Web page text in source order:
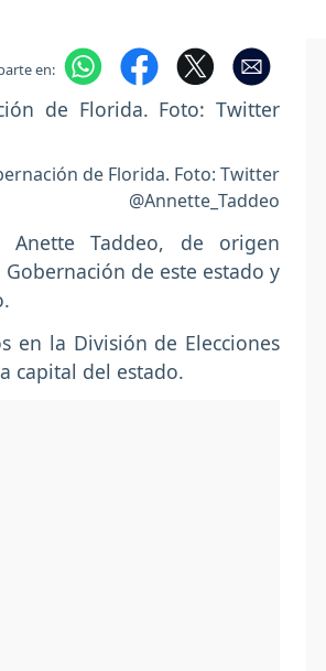
en:
de Florida. Foto: Twitter
@Annette_Taddeo
Taddeo, de origen
de este estado y
en la División de Elecciones
capital del estado.